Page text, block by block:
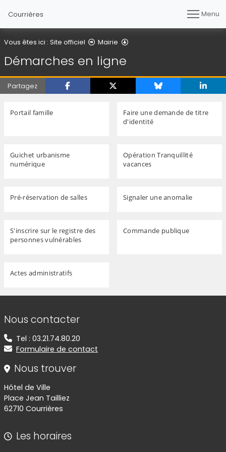
Courrières Menu
Vous êtes ici : Site officiel Mairie
Démarches en ligne
Partagez
Portail famille
Faire une demande de titre
d'identité
Guichet urbanisme
numérique
Opération Tranquillité
vacances
Pré-réservation de salles Signaler une anomalie
S'inscrire sur le registre des
personnes vulnérables
Commande publique
Actes administratifs
Informations de contact
Nous contacter
Tel : 03.21.74.80.20
Formulaire de contact
Nous trouver
Hôtel de Ville
Place Jean Tailliez
62710 Courrières
Les horaires